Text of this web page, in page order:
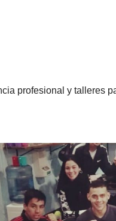
profesional y talleres